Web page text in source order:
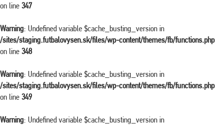
on line 347
Warning: Undefined variable $cache_busting_version in
/sites/staging.futbalovysen.sk/files/wp-content/themes/fb/functions.php
on line 348
Warning: Undefined variable $cache_busting_version in
/sites/staging.futbalovysen.sk/files/wp-content/themes/fb/functions.php
on line 349
Warning: Undefined variable $cache_busting_version in